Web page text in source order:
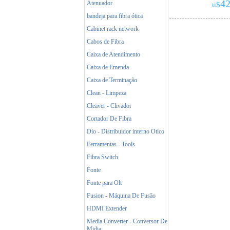
Atenuador
bandeja para fibra ótica
Cabinet rack network
Cabos de Fibra
Caixa de Atendimento
Caixa de Emenda
Caixa de Terminaçâo
Clean - Limpeza
Cleaver - Clivador
Cortador De Fibra
Dio - Distribuidor interno Otico
Ferramentas - Tools
Fibra Switch
Fonte
Fonte para Olt
Fusion - Máquina De Fusão
HDMI Extender
Media Converter - Conversor De
u$